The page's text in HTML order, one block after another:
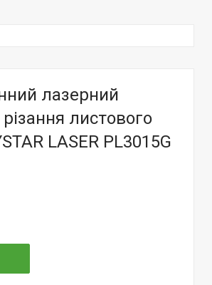
лазерний
листового
LASER PL3015G